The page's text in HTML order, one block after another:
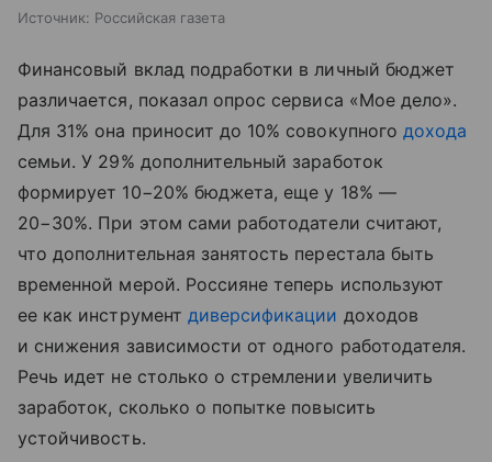
Источник: Российская газета
Финансовый вклад подработки в личный бюджет
различается, показал опрос сервиса «Мое дело».
Для 31% она приносит до 10% совокупного дохода
семьи. У 29% дополнительный заработок
формирует 10−20% бюджета, еще у 18% —
20−30%. При этом сами работодатели считают,
что дополнительная занятость перестала быть
временной мерой. Россияне теперь используют
ее как инструмент диверсификации доходов
и снижения зависимости от одного работодателя.
Речь идет не столько о стремлении увеличить
заработок, сколько о попытке повысить
устойчивость.